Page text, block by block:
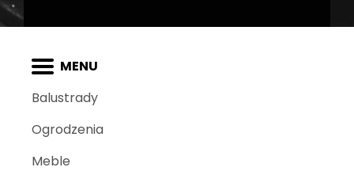
Balustrady
Ogrodzenia
Meble